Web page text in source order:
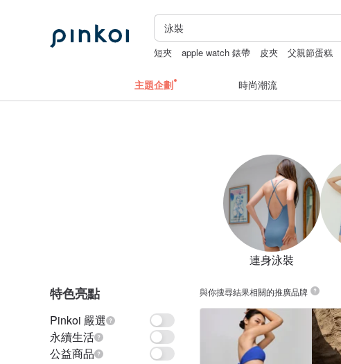
短夾 apple watch 錶帶 皮夾 父親節蛋糕
主題企劃 時尚潮流
連身泳裝
特色亮點
Pinkoi 嚴選
永續生活
公益商品
與你搜尋結果相關的推廣品牌